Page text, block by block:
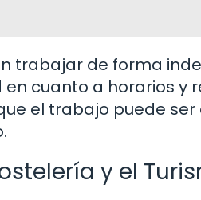
trabajar de forma
cuanto a horarios y
el trabajo puede
y el